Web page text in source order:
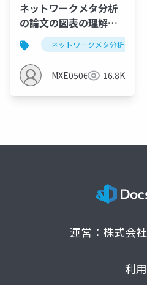
ネットワークメタ分析
の論文の図表の理解し
よう第1弾：サルコペニ
アと運動のNMA
ネットワークメタ分析
MXE05064 16.8K
運営：株式会
利